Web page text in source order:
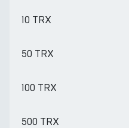
10 TRX
50 TRX
100 TRX
500 TRX